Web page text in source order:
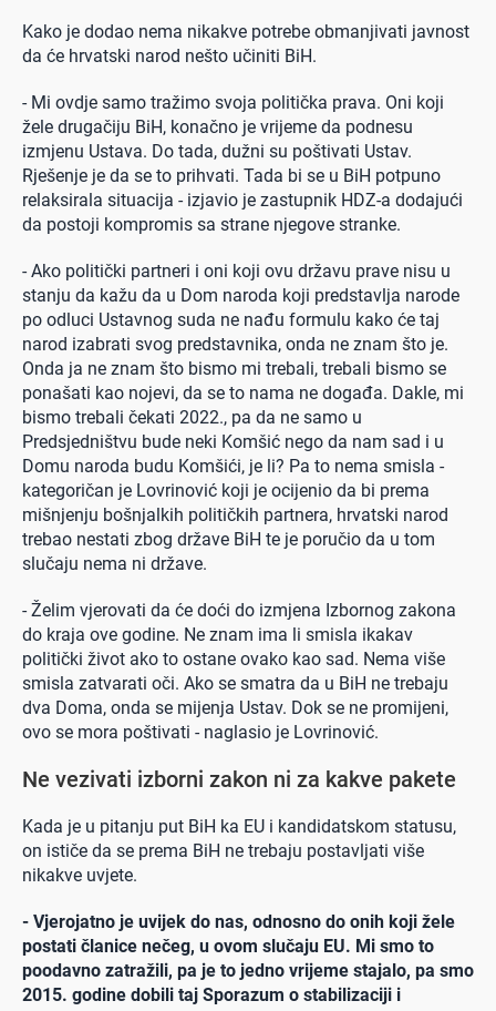
Kako je dodao nema nikakve potrebe obmanjivati javnost
da će hrvatski narod nešto učiniti BiH.
- Mi ovdje samo tražimo svoja politička prava. Oni koji
žele drugačiju BiH, konačno je vrijeme da podnesu
izmjenu Ustava. Do tada, dužni su poštivati Ustav.
Rješenje je da se to prihvati. Tada bi se u BiH potpuno
relaksirala situacija - izjavio je zastupnik HDZ-a dodajući
da postoji kompromis sa strane njegove stranke.
- Ako politički partneri i oni koji ovu državu prave nisu u
stanju da kažu da u Dom naroda koji predstavlja narode
po odluci Ustavnog suda ne nađu formulu kako će taj
narod izabrati svog predstavnika, onda ne znam što je.
Onda ja ne znam što bismo mi trebali, trebali bismo se
ponašati kao nojevi, da se to nama ne događa. Dakle, mi
bismo trebali čekati 2022., pa da ne samo u
Predsjedništvu bude neki Komšić nego da nam sad i u
Domu naroda budu Komšići, je li? Pa to nema smisla -
kategoričan je Lovrinović koji je ocijenio da bi prema
mišnjenju bošnjalkih političkih partnera, hrvatski narod
trebao nestati zbog države BiH te je poručio da u tom
slučaju nema ni države.
- Želim vjerovati da će doći do izmjena Izbornog zakona
do kraja ove godine. Ne znam ima li smisla ikakav
politički život ako to ostane ovako kao sad. Nema više
smisla zatvarati oči. Ako se smatra da u BiH ne trebaju
dva Doma, onda se mijenja Ustav. Dok se ne promijeni,
ovo se mora poštivati - naglasio je Lovrinović.
Ne vezivati izborni zakon ni za kakve pakete
Kada je u pitanju put BiH ka EU i kandidatskom statusu,
on ističe da se prema BiH ne trebaju postavljati više
nikakve uvjete.
- Vjerojatno je uvijek do nas, odnosno do onih koji žele
postati članice nečeg, u ovom slučaju EU. Mi smo to
poodavno zatražili, pa je to jedno vrijeme stajalo, pa smo
2015. godine dobili taj Sporazum o stabilizaciji i